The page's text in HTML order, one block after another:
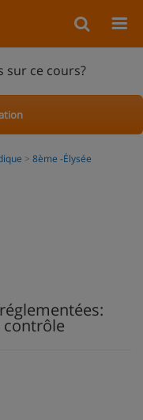
sur ce cours?
8ème -Élysée